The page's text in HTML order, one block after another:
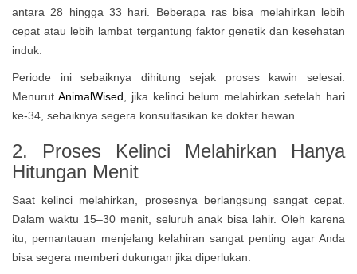
antara 28 hingga 33 hari. Beberapa ras bisa melahirkan lebih
cepat atau lebih lambat tergantung faktor genetik dan kesehatan
induk.
Periode ini sebaiknya dihitung sejak proses kawin selesai.
Menurut AnimalWised , jika kelinci belum melahirkan setelah hari
ke-34, sebaiknya segera konsultasikan ke dokter hewan.
2. Proses Kelinci Melahirkan Hanya
Hitungan Menit
Saat kelinci melahirkan, prosesnya berlangsung sangat cepat.
Dalam waktu 15–30 menit, seluruh anak bisa lahir. Oleh karena
itu, pemantauan menjelang kelahiran sangat penting agar Anda
bisa segera memberi dukungan jika diperlukan.